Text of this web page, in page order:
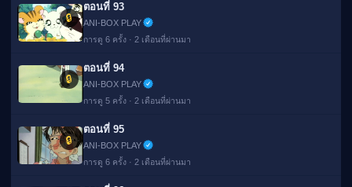
🔒
ตอนที่ 93
ANI-BOX PLAY
การดู 6 ครั้ง · 2 เดือนที่ผ่านมา
🔒
ตอนที่ 94
ANI-BOX PLAY
การดู 5 ครั้ง · 2 เดือนที่ผ่านมา
🔒
ตอนที่ 95
ANI-BOX PLAY
การดู 6 ครั้ง · 2 เดือนที่ผ่านมา